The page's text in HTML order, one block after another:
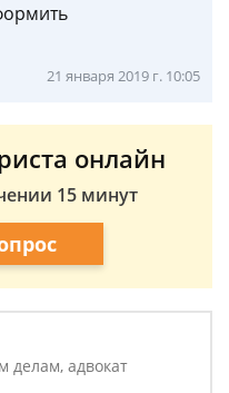
21 января 2019 г. 10:05
онлайн
15 минут
делам, адвокат